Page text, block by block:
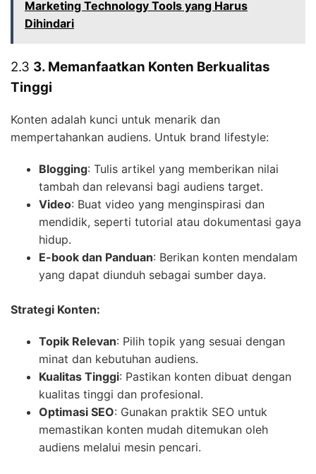
Marketing Technology Tools yang Harus
Dihindari
2.3 3. Memanfaatkan Konten Berkualitas
Tinggi
Konten adalah kunci untuk menarik dan
mempertahankan audiens. Untuk brand lifestyle:
Blogging: Tulis artikel yang memberikan nilai
tambah dan relevansi bagi audiens target.
Video: Buat video yang menginspirasi dan
mendidik, seperti tutorial atau dokumentasi gaya
hidup.
E-book dan Panduan: Berikan konten mendalam
yang dapat diunduh sebagai sumber daya.
Strategi Konten:
Topik Relevan: Pilih topik yang sesuai dengan
minat dan kebutuhan audiens.
Kualitas Tinggi: Pastikan konten dibuat dengan
kualitas tinggi dan profesional.
Optimasi SEO: Gunakan praktik SEO untuk
memastikan konten mudah ditemukan oleh
audiens melalui mesin pencari.